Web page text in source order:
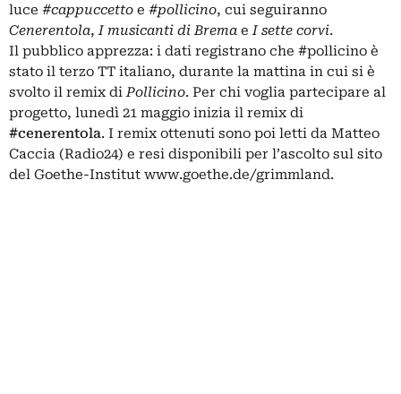
luce #cappuccetto e #pollicino, cui seguiranno
Cenerentola,I musicanti di Brema eI sette corvi.
Il pubblico apprezza: i dati registrano che #pollicino è
stato il terzo TT italiano, durante la mattina in cui si è
svolto il remix diPollicino. Per chi voglia partecipare al
progetto, lunedì 21 maggio inizia il remix di
#cenerentola. I remix ottenuti sono poi letti da Matteo
Caccia (Radio24) e resi disponibili per l’ascolto sul sito
del Goethe-Institut www.goethe.de/grimmland.